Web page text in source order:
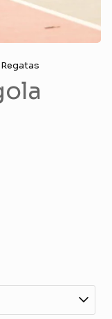
Regatas